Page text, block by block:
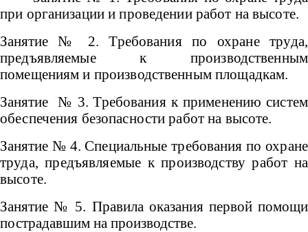
при организации и проведении работ на высоте.
Занятие № 2.Требования по охране труда,
предъявляемые к производственным
помещениям и производственным площадкам.
Занятие № 3.Требования к применению систем
обеспечения безопасности работ на высоте.
Занятие № 4.Специальные требования по охране
труда, предъявляемые к производству работ на
высоте.
Занятие № 5. Правила оказания первой помощи
пострадавшим на производстве.